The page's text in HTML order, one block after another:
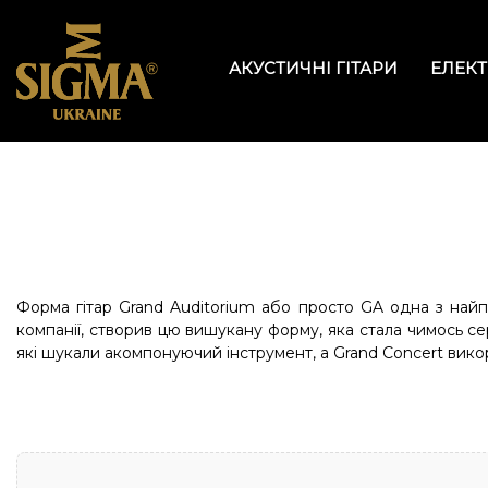
АКУСТИЧНІ ГІТАРИ
Форма гітар Grand Auditorium або просто GA одна з
компанії, створив цю вишукану форму, яка стала чимось
які шукали акомпонуючий інструмент, а Grand Concert